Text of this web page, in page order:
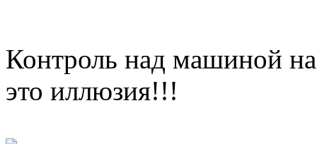
Контроль над машиной
это иллюзия!!!